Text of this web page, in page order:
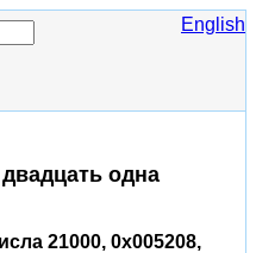
English
одна
21000, 0x005208,